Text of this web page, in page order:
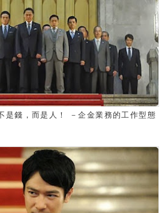
是錢，而是人！ －企金業務的工作型態